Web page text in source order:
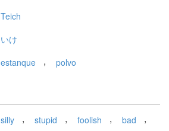
Teich
いけ
estanque , polvo
silly , stupid , foolish , bad ,